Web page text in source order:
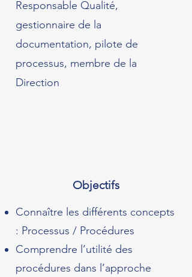
Responsable Qualité,
gestionnaire de la
documentation, pilote de
processus, membre de la
Direction
Objectifs
Connaître les différents concepts
: Processus / Procédures
Comprendre l’utilité des
procédures dans l’approche